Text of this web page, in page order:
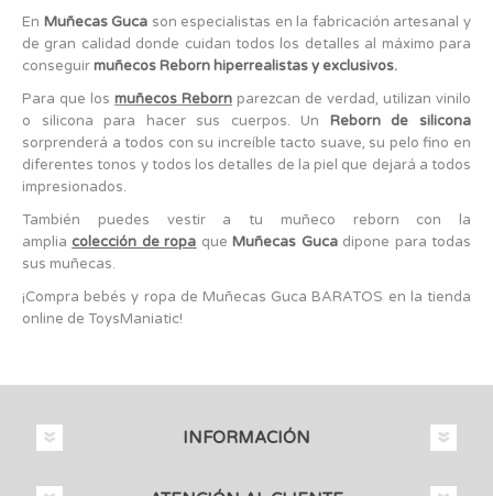
En Muñecas Guca son especialistas en la fabricación artesanal y
de gran calidad donde cuidan todos los detalles al máximo para
conseguirmuñecos Reborn hiperrealistas y exclusivos.
Para que los muñecos Reborn parezcan de verdad, utilizan vinilo
o silicona para hacer sus cuerpos. Un Reborn de silicona
sorprenderá a todos con su increíble tacto suave, su pelo fino en
diferentes tonos y todos los detalles de la piel que dejará a todos
impresionados.
También puedes vestir a tu muñeco reborn con la
amplia colección de ropa queMuñecas Gucadipone para todas
sus muñecas.
¡Compra bebés y ropa de Muñecas Guca BARATOS en la tienda
online de ToysManiatic!
INFORMACIÓN